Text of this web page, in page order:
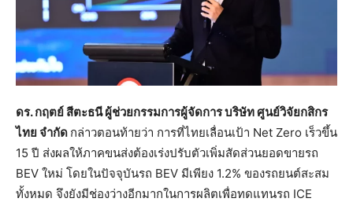
ดร. กฤตย์ สีตะธนี ผู้ช่วยกรรมการผู้จัดการ บริษัท ศูนย์วิจัยกสิกร
ไทย จำกัด กล่าวตอนท้ายว่า การที่ไทยเลื่อนเป้า Net Zero เร็วขึ้น
15 ปี ส่งผลให้ภาคขนส่งต้องเร่งปรับตัวเพิ่มสัดส่วนยอดขายรถ
BEV ใหม่ โดยในปัจจุบันรถ BEV มีเพียง 1.2% ของรถยนต์สะสม
ทั้งหมด จึงยังมีช่องว่างอีกมากในการผลิตเพื่อทดแทนรถ ICE